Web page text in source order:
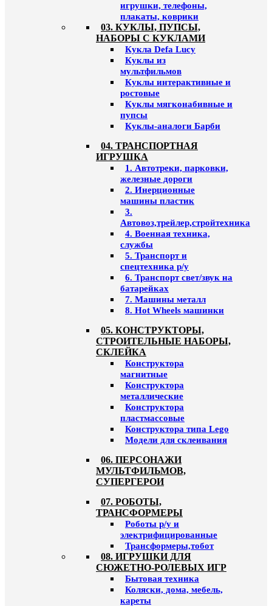
игрушки, телефоны,
плакаты, коврики
03. КУКЛЫ, ПУПСЫ,
НАБОРЫ С КУКЛАМИ
Кукла Defa Lucy
Куклы из
мультфильмов
Куклы интерактивные и
ростовые
Куклы мягконабивные и
пупсы
Куклы-аналоги Барби
04. ТРАНСПОРТНАЯ
ИГРУШКА
1. Автотреки, парковки,
железные дороги
2. Инерционные
машины пластик
3.
Автовоз,трейлер,стройтехника
4. Военная техника,
службы
5. Транспорт и
спецтехника р/у
6. Транспорт свет/звук на
батарейках
7. Машины металл
8. Hot Wheels машинки
05. КОНСТРУКТОРЫ,
СТРОИТЕЛЬНЫЕ НАБОРЫ,
СКЛЕЙКА
Конструктора
магнитные
Конструктора
металлические
Конструктора
пластмассовые
Конструктора типа Lego
Модели для склеивания
06. ПЕРСОНАЖИ
МУЛЬТФИЛЬМОВ,
СУПЕРГЕРОИ
07. РОБОТЫ,
ТРАНСФОРМЕРЫ
Роботы р/у и
электрифицированные
Трансформеры,тобот
08. ИГРУШКИ ДЛЯ
СЮЖЕТНО-РОЛЕВЫХ ИГР
Бытовая техника
Коляски, дома, мебель,
кареты